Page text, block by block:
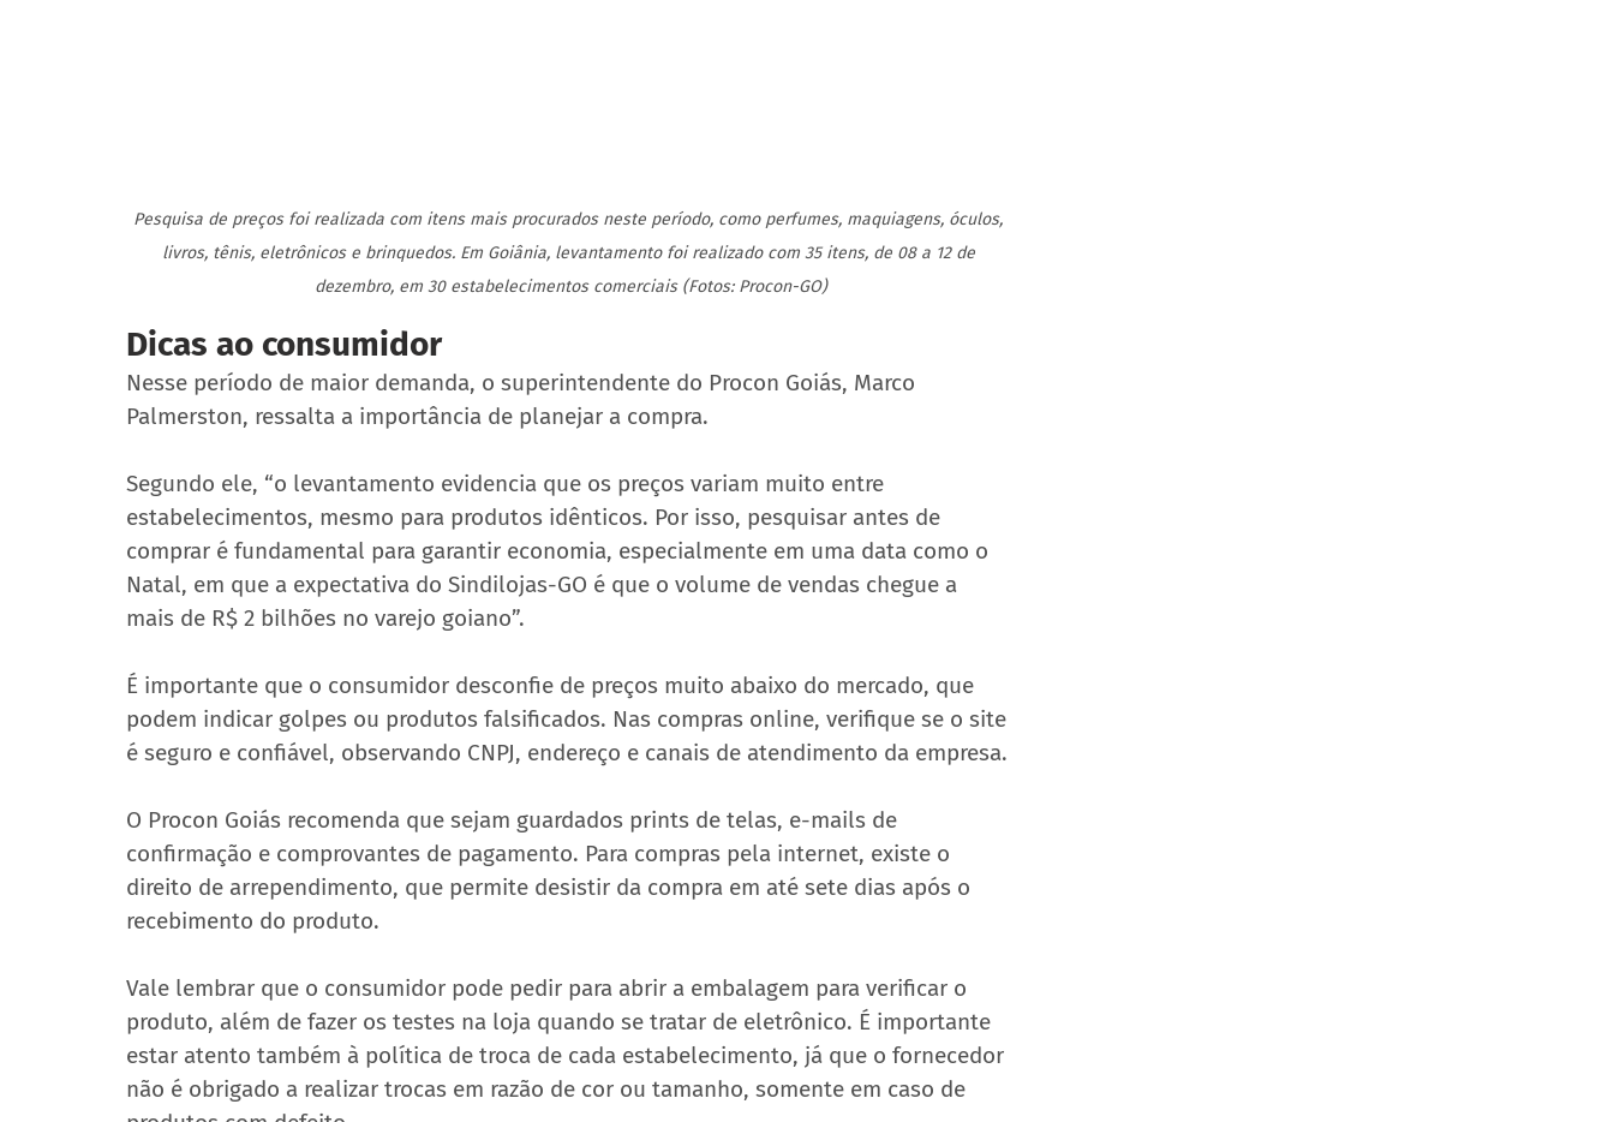
Pesquisa de preços foi realizada com itens mais procurados neste período, como perfumes, maquiagens, óculos,
livros, tênis, eletrônicos e brinquedos. Em Goiânia, levantamento foi realizado com 35 itens, de 08 a 12 de
dezembro, em 30 estabelecimentos comerciais (Fotos: Procon-GO)
Dicas ao consumidor
Nesse período de maior demanda, o superintendente do Procon Goiás, Marco
Palmerston, ressalta a importância de planejar a compra.
Segundo ele, “o levantamento evidencia que os preços variam muito entre
estabelecimentos, mesmo para produtos idênticos. Por isso, pesquisar antes de
comprar é fundamental para garantir economia, especialmente em uma data como o
Natal, em que a expectativa do Sindilojas-GO é que o volume de vendas chegue a
mais de R$ 2 bilhões no varejo goiano”.
É importante que o consumidor desconfie de preços muito abaixo do mercado, que
podem indicar golpes ou produtos falsificados. Nas compras online, verifique se o site
é seguro e confiável, observando CNPJ, endereço e canais de atendimento da empresa.
O Procon Goiás recomenda que sejam guardados prints de telas, e-mails de
confirmação e comprovantes de pagamento. Para compras pela internet, existe o
direito de arrependimento, que permite desistir da compra em até sete dias após o
recebimento do produto.
Vale lembrar que o consumidor pode pedir para abrir a embalagem para verificar o
produto, além de fazer os testes na loja quando se tratar de eletrônico. É importante
estar atento também à política de troca de cada estabelecimento, já que o fornecedor
não é obrigado a realizar trocas em razão de cor ou tamanho, somente em caso de